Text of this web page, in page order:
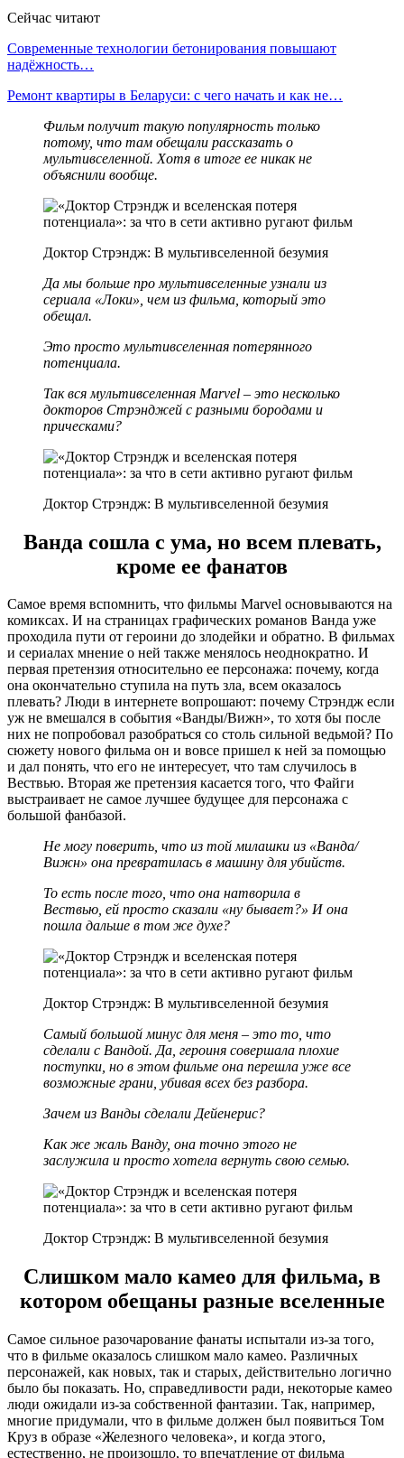
Сейчас читают
Современные технологии бетонирования повышают
надёжность…
Ремонт квартиры в Беларуси: с чего начать и как не…
Фильм получит такую популярность только
потому, что там обещали рассказать о
мультивселенной. Хотя в итоге ее никак не
объяснили вообще.
Доктор Стрэндж: В мультивселенной безумия
Да мы больше про мультивселенные узнали из
сериала «Локи», чем из фильма, который это
обещал.
Это просто мультивселенная потерянного
потенциала.
Так вся мультивселенная Marvel – это несколько
докторов Стрэнджей с разными бородами и
прическами?
Доктор Стрэндж: В мультивселенной безумия
Ванда сошла с ума, но всем плевать,
кроме ее фанатов
Самое время вспомнить, что фильмы Marvel основываются на
комиксах. И на страницах графических романов Ванда уже
проходила пути от героини до злодейки и обратно. В фильмах
и сериалах мнение о ней также менялось неоднократно. И
первая претензия относительно ее персонажа: почему, когда
она окончательно ступила на путь зла, всем оказалось
плевать? Люди в интернете вопрошают: почему Стрэндж если
уж не вмешался в события «Ванды/Вижн», то хотя бы после
них не попробовал разобраться со столь сильной ведьмой? По
сюжету нового фильма он и вовсе пришел к ней за помощью
и дал понять, что его не интересует, что там случилось в
Вествью. Вторая же претензия касается того, что Файги
выстраивает не самое лучшее будущее для персонажа с
большой фанбазой.
Не могу поверить, что из той милашки из «Ванда/
Вижн» она превратилась в машину для убийств.
То есть после того, что она натворила в
Вествью, ей просто сказали «ну бывает?» И она
пошла дальше в том же духе?
Доктор Стрэндж: В мультивселенной безумия
Самый большой минус для меня – это то, что
сделали с Вандой. Да, героиня совершала плохие
поступки, но в этом фильме она перешла уже все
возможные грани, убивая всех без разбора.
Зачем из Ванды сделали Дейенерис?
Как же жаль Ванду, она точно этого не
заслужила и просто хотела вернуть свою семью.
Доктор Стрэндж: В мультивселенной безумия
Слишком мало камео для фильма, в
котором обещаны разные вселенные
Самое сильное разочарование фанаты испытали из-за того,
что в фильме оказалось слишком мало камео. Различных
персонажей, как новых, так и старых, действительно логично
было бы показать. Но, справедливости ради, некоторые камео
люди ожидали из-за собственной фантазии. Так, например,
многие придумали, что в фильме должен был появиться Том
Круз в образе «Железного человека», и когда этого,
естественно, не произошло, то впечатление от фильма